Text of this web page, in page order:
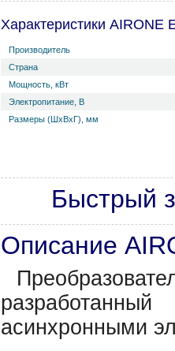
Характеристики AIRONE
Производитель
Страна
Мощность, кВт
Электропитание, В
Размеры (ШхВхГ), мм
Быстрый
Описание
асинхронными